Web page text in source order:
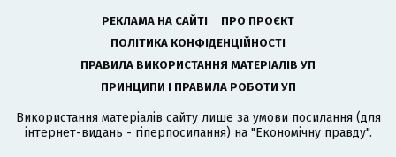
РЕКЛАМА НА САЙТІ
ПРО ПРОЄКТ
ПОЛІТИКА КОНФІДЕНЦІЙНОСТІ
ПРАВИЛА ВИКОРИСТАННЯ МАТЕРІАЛІВ УП
ПРИНЦИПИ І ПРАВИЛА РОБОТИ УП
Використання матеріалів сайту лише за умови посилання (для
інтернет-видань - гіперпосилання) на "Економічну правду".